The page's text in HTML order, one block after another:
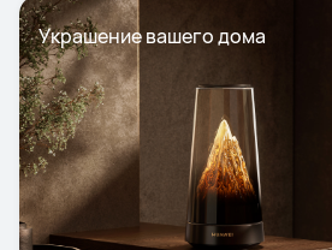
Украшение вашего дома